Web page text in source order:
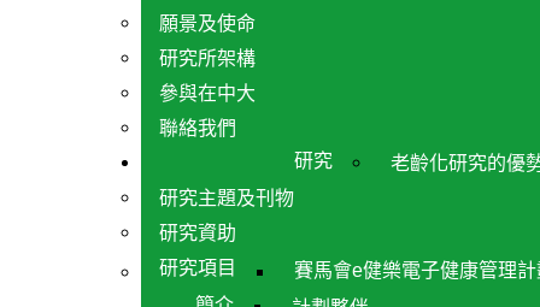
願景及使命
研究所架構
參與在中大
聯絡我們
研究
老齡化研究的優
研究主題及刊物
研究資助
研究項目
賽馬會e健樂電子健康管理計